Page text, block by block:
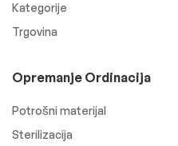
Kategorije
Trgovina
Opremanje Ordinacija
Potrošni materijal
Sterilizacija